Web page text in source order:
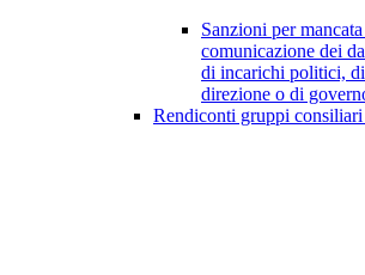
Sanzioni per
comunicazione dei
di incarichi politici,
direzione o di
Rendiconti gruppi